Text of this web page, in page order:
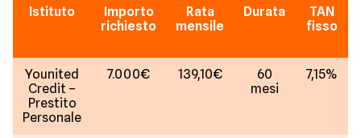
Istituto
Importo
richiesto
Rata
mensile
Durata
TAN
fisso
Younited
Credit –
Prestito
Personale
7.000€ 139,10€
60
mesi
7,15%